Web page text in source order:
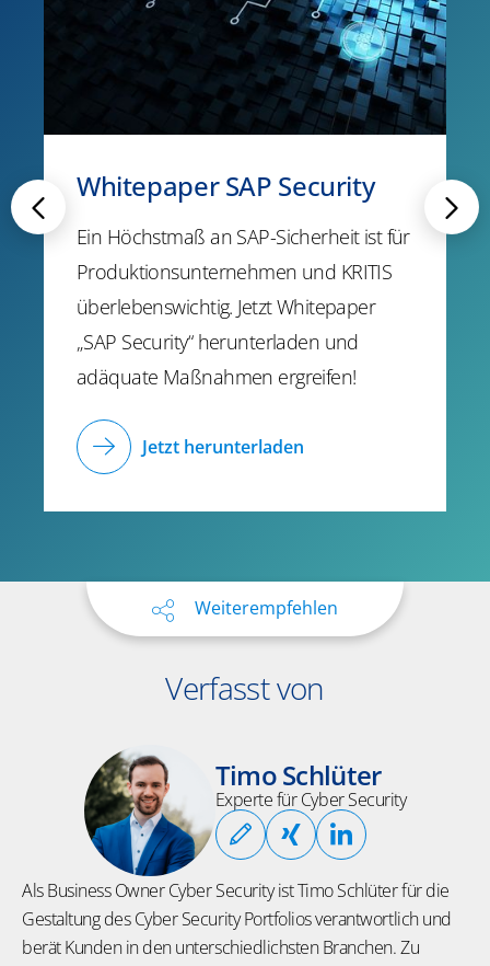
Whitepaper SAP Security
Ein Höchstmaß an SAP-Sicherheit ist für
Produktionsunternehmen und KRITIS
überlebenswichtig. Jetzt Whitepaper
„SAP Security“ herunterladen und
adäquate Maßnahmen ergreifen!
Jetzt herunterladen
Weiterempfehlen
Verfasst von
Timo Schlüter
Experte für Cyber Security
Als Business Owner Cyber Security ist Timo Schlüter für die
Gestaltung des Cyber Security Portfolios verantwortlich und
berät Kunden in den unterschiedlichsten Branchen. Zu